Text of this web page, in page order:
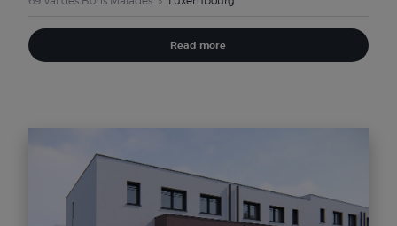
Read more